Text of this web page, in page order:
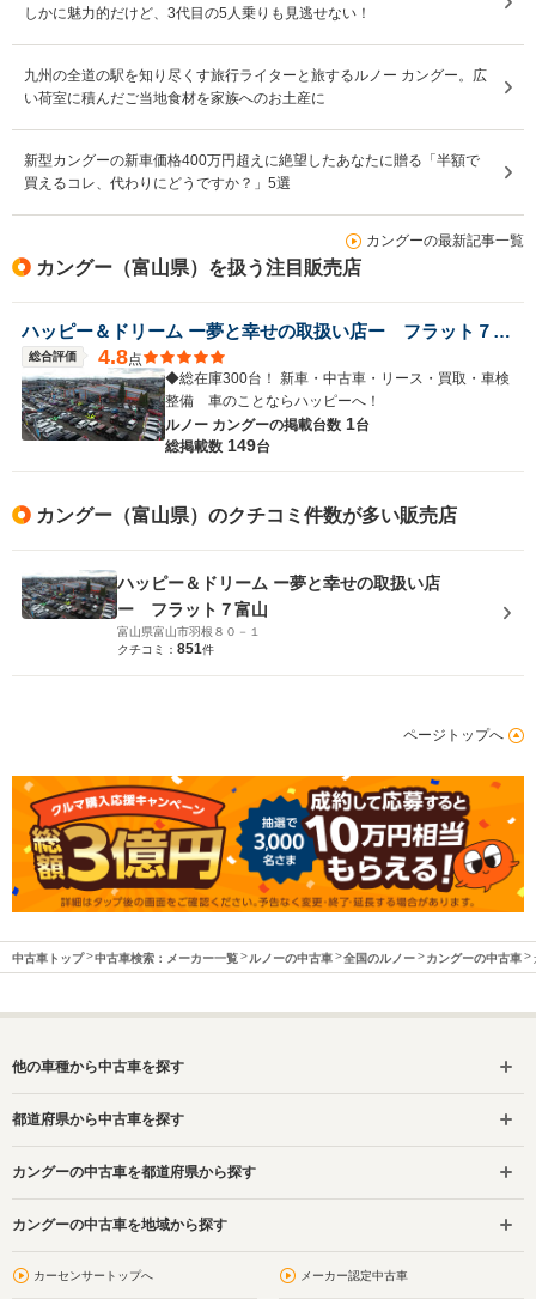
しかに魅力的だけど、3代目の5人乗りも見逃せない！
九州の全道の駅を知り尽くす旅行ライターと旅するルノー カングー。広
い荷室に積んだご当地食材を家族へのお土産に
新型カングーの新車価格400万円超えに絶望したあなたに贈る「半額で
買えるコレ、代わりにどうですか？」5選
カングーの最新記事一覧
カングー（富山県）を扱う注目販売店
ハッピー＆ドリーム ー夢と幸せの取扱い店ー フラット７富山
総合評価 4.8点
◆総在庫300台！ 新車・中古車・リース・買取・車検
整備 車のことならハッピーへ！
ルノー カングーの掲載台数 1台
総掲載数 149台
カングー（富山県）のクチコミ件数が多い販売店
ハッピー＆ドリーム ー夢と幸せの取扱い店
ー フラット７富山
富山県富山市羽根８０－１
クチコミ： 851件
ページトップへ
中古車トップ 中古車検索：メーカー一覧 ルノーの中古車 全国のルノー カングーの中古車
他の車種から中古車を探す
都道府県から中古車を探す
カングーの中古車を都道府県から探す
カングーの中古車を地域から探す
カーセンサートップへ メーカー認定中古車